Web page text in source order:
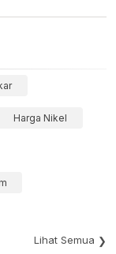
Harga Nikel
Lihat Semua